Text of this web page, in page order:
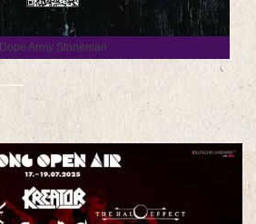
Dope Army Stoneman